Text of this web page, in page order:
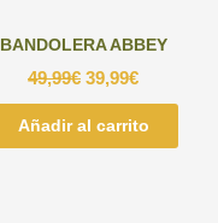
BANDOLERA ABBEY
49,99€ 39,99€
Añadir al carrito